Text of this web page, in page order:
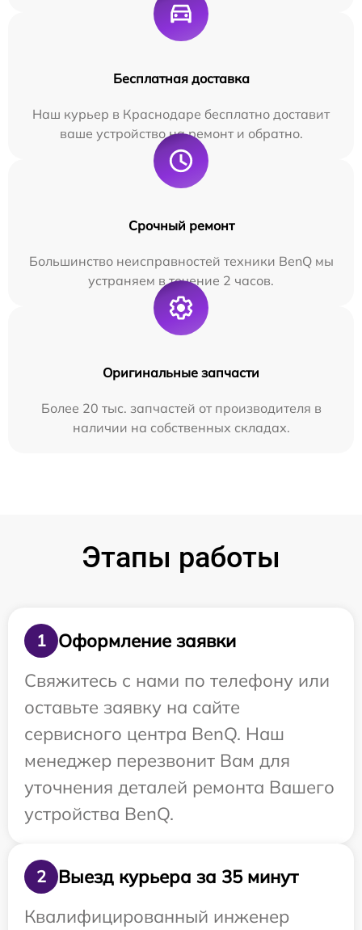
Бесплатная доставка
Наш курьер в Краснодаре бесплатно доставит
ваше устройство на ремонт и обратно.
Срочный ремонт
Большинство неисправностей техники BenQ мы
устраняем в течение 2 часов.
Оригинальные запчасти
Более 20 тыс. запчастей от производителя в
наличии на собственных складах.
Этапы работы
1
Оформление заявки
Свяжитесь с нами по телефону или
оставьте заявку на сайте
сервисного центра BenQ. Наш
менеджер перезвонит Вам для
уточнения деталей ремонта Вашего
устройства BenQ.
2
Выезд курьера за 35 минут
Квалифицированный инженер